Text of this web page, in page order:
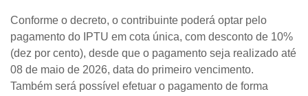
Conforme o decreto, o contribuinte poderá optar pelo
pagamento do IPTU em cota única, com desconto de 10%
(dez por cento), desde que o pagamento seja realizado até
08 de maio de 2026, data do primeiro vencimento.
Também será possível efetuar o pagamento de forma